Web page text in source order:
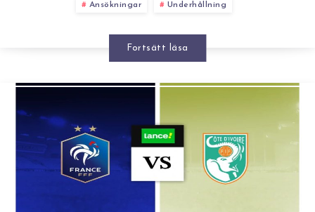
Ansökningar Underhållning
Fortsätt läsa